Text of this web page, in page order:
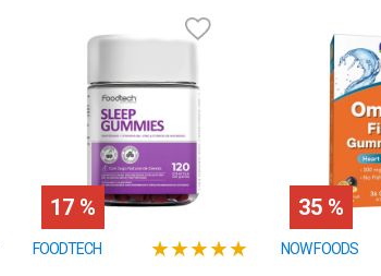
17 %
FOODTECH ★★★★★
35 %
NOW FOODS